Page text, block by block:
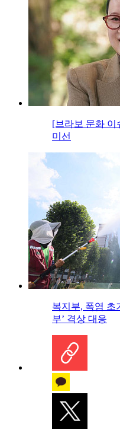
[브라보 문화 이
미선
복지부, 폭염
부’ 격상 대응